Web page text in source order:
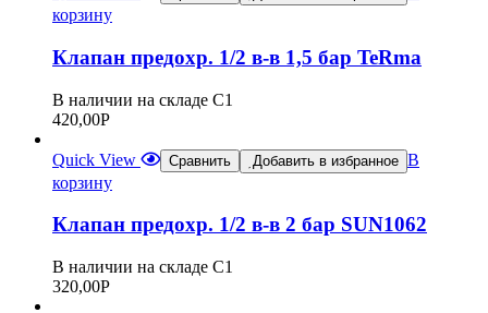
корзину
Клапан предохр. 1/2 в-в 1,5 бар TeRma
В наличии на складе С1
420,00Р
Quick View Сравнить Добавить в избранное В
корзину
Клапан предохр. 1/2 в-в 2 бар SUN1062
В наличии на складе С1
320,00Р